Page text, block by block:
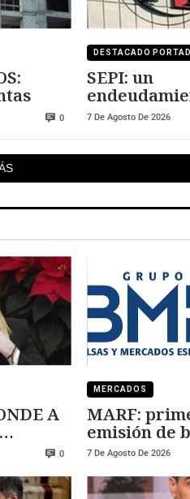
0
DESTACADO
SEPI: un
insostenible
7 De Agosto De 2026
A
0
MERCADOS
MARF:
emisión de
convertibles
7 De Agosto De 2026